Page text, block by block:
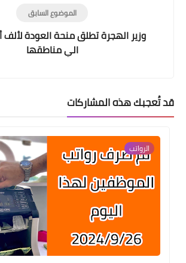
الموضوع السابق
وزير الهجرة تطلق منحة العودة لألف
الي مناطقها
قد تُعجبك هذه المشاركات
الرواتب